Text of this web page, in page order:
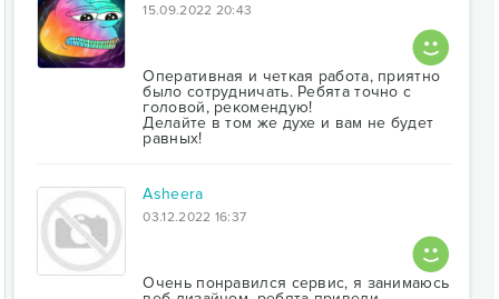
15.09.2022 20:43
Оперативная и четкая работа, приятно
было сотрудничать. Ребята точно с
головой, рекомендую!
Делайте в том же духе и вам не будет
равных!
Asheera
03.12.2022 16:37
Очень понравился сервис, я занимаюсь